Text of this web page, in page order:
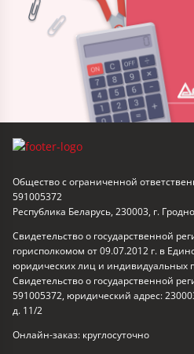
Общество с ограниченной
591005372
Республика Беларусь, 230003, г.
Свидетельство о государственной
горисполкомом от 09.07.2012 г. в
юридических лиц и индивидуальных
Свидетельство о государственной
591005372, юридический адрес:
д. 11/2
Онлайн-заказ: круглосуточно